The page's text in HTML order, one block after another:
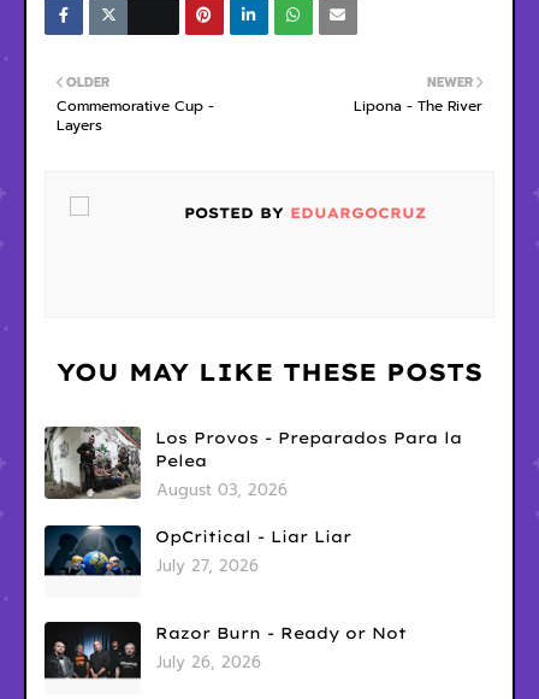
NEWER
Lipona - The River
OLDER
Commemorative Cup -
Layers
POSTED BY EDUARGOCRUZ
YOU MAY LIKE THESE POSTS
Los Provos - Preparados Para la
Pelea
August 03, 2026
OpCritical - Liar Liar
July 27, 2026
Razor Burn - Ready or Not
July 26, 2026